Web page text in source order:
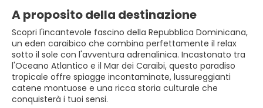
A proposito della destinazione
Scopri l'incantevole fascino della Repubblica Dominicana,
un eden caraibico che combina perfettamente il relax
sotto il sole con l'avventura adrenalinica. Incastonato tra
l'Oceano Atlantico e il Mar dei Caraibi, questo paradiso
tropicale offre spiagge incontaminate, lussureggianti
catene montuose e una ricca storia culturale che
conquisterà i tuoi sensi.